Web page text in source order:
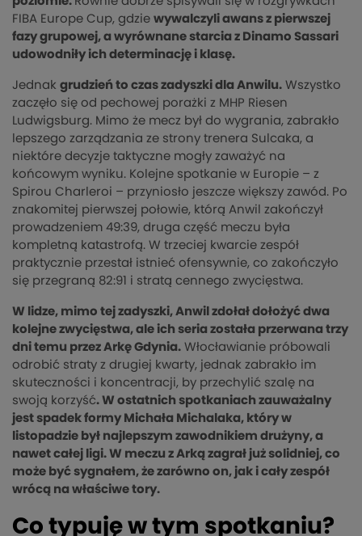
FIBA Europe Cup, gdzie wywalczyli awans z pierwszej
fazy grupowej, a wyrównane starcia z Dinamo Sassari
udowodniły ich determinację i klasę.
Jednak grudzień to czas zadyszki dla Anwilu. Wszystko
zaczęło się od pechowej porażki z MHP Riesen
Ludwigsburg. Mimo że mecz był do wygrania, zabrakło
lepszego zarządzania ze strony trenera Sulcaka, a
niektóre decyzje taktyczne mogły zaważyć na
końcowym wyniku. Kolejne spotkanie w Europie – z
Spirou Charleroi – przyniosło jeszcze większy zawód. Po
znakomitej pierwszej połowie, którą Anwil zakończył
prowadzeniem 49:39, druga część meczu była
kompletną katastrofą. W trzeciej kwarcie zespół
praktycznie przestał istnieć ofensywnie, co zakończyło
się przegraną 82:91 i stratą cennego zwycięstwa.
W lidze, mimo tej zadyszki, Anwil zdołał dołożyć dwa
kolejne zwycięstwa, ale ich seria została przerwana trzy
dni temu przez Arkę Gdynia. Włocławianie próbowali
odrobić straty z drugiej kwarty, jednak zabrakło im
skuteczności i koncentracji, by przechylić szalę na
swoją korzyść. W ostatnich spotkaniach zauważalny
jest spadek formy Michała Michalaka, który w
listopadzie był najlepszym zawodnikiem drużyny, a
nawet całej ligi. W meczu z Arką zagrał już solidniej, co
może być sygnałem, że zarówno on, jak i cały zespół
wrócą na właściwe tory.
Co typuję w tym spotkaniu?